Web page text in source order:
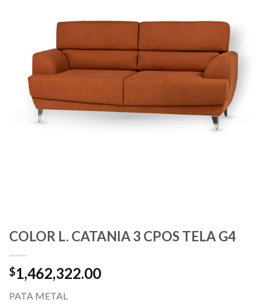
COLOR L. CATANIA 3 CPOS TELA G4
$1,462,322.00
PATA METAL